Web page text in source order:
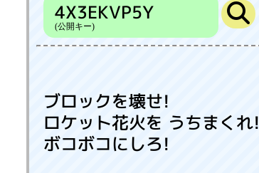
4X3EKVP5Y
(公開キー)
ブロックを壊せ!
ロケット花火を うちまくれ!
ボコボコにしろ!